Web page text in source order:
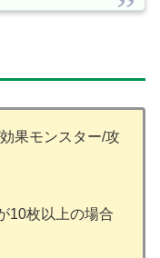
果モンスター/攻
10枚以上の場合